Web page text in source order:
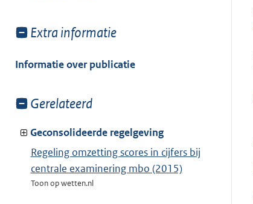
Toon
van:
Extra informatie
Informatie over publicatie
Toon
van:
Gerelateerd
Geconsolideerde regelgeving
Regeling omzetting scores in cijfers bij
centrale examinering mbo (2015)
Toon op wetten.nl